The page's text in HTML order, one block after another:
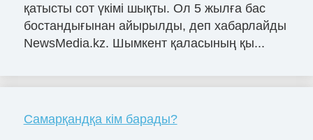
қатысты сот үкімі шықты. Ол 5 жылға бас
бостандығынан айырылды, деп хабарлайды
NewsMedia.kz. Шымкент қаласының қы...
Самарқандқа кім барады?